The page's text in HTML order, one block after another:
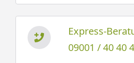
Express-
09001 / 40 40